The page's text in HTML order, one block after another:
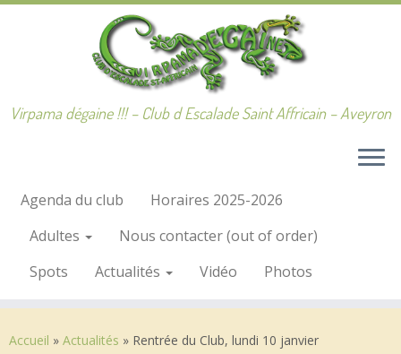
Passer
Virpama dégaine !!! – Club d Escalade Saint Affricain – Aveyron
Agenda du club
Horaires 2025-2026
Adultes
Nous contacter (out of order)
Spots
Actualités Vidéo Photos
Accueil » Actualités » Rentrée du Club, lundi 10 janvier